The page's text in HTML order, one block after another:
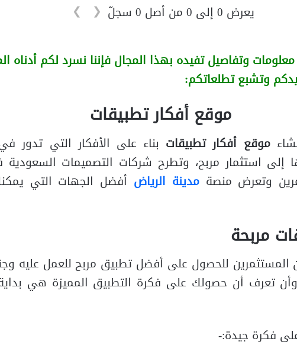
يعرض 0 إلى 0 من أصل 0 سجلّ
❮
❯
وتفاصيل تفيده بهذا المجال فإننا نسرد لكم أدناه
وتشبع تطلعاتكم:
موقع أفكار تطبيقات
موقع أفكار تطبيقات بناء على الأفكار التي تدور
إلى استثمار مربح، وتطرح شركات التصميمات
وتعرض منصةمدينة الرياض أفضل الجهات التي
مربحة
للحصول على أفضل تطبيق مربح للعمل عليه
وأن تعرف أن حصولك على فكرة التطبيق المميزة هي
فكرة جيدة:-